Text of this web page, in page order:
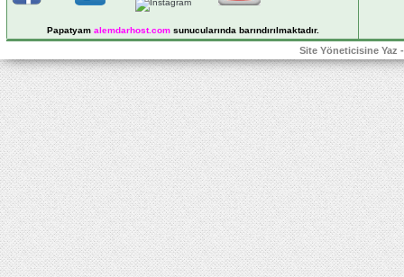
Papatyam alemdarhost.comsunucularında barındırılmaktadır.
Site Yöneticisine Yaz